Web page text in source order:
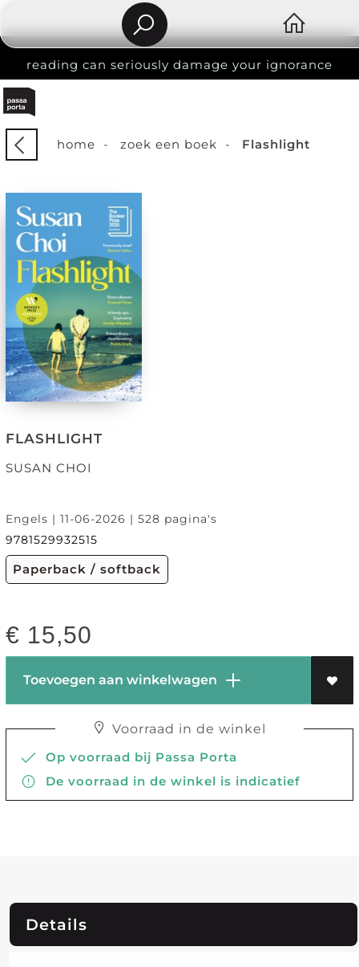
reading can seriously damage your ignorance
home - zoek een boek - Flashlight
FLASHLIGHT
SUSAN CHOI
Engels | 11-06-2026 | 528 pagina's
9781529932515
Paperback / softback
€ 15,50
Toevoegen aan winkelwagen
Voorraad in de winkel
Op voorraad bij Passa Porta
De voorraad in de winkel is indicatief
Details